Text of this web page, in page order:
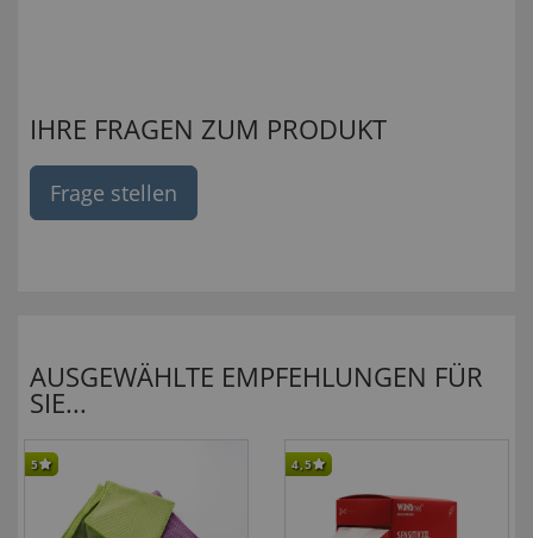
IHRE FRAGEN ZUM PRODUKT
Frage stellen
AUSGEWÄHLTE EMPFEHLUNGEN FÜR
SIE...
5 4,5